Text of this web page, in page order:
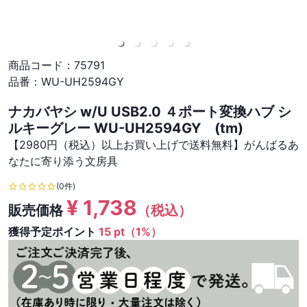
商品コード： 75791
品番： WU-UH2594GY
ナカバヤシ w/U USB2.0 ４ポート変換ハブ シ
ルキーグレー WU-UH2594GY (tm)
【2980円（税込）以上お買い上げで送料無料】がんばるあ
なたに寄り添う文房具
(0件)
販売価格¥ 1,738 （税込）
獲得予定ポイント 15 pt（1%）